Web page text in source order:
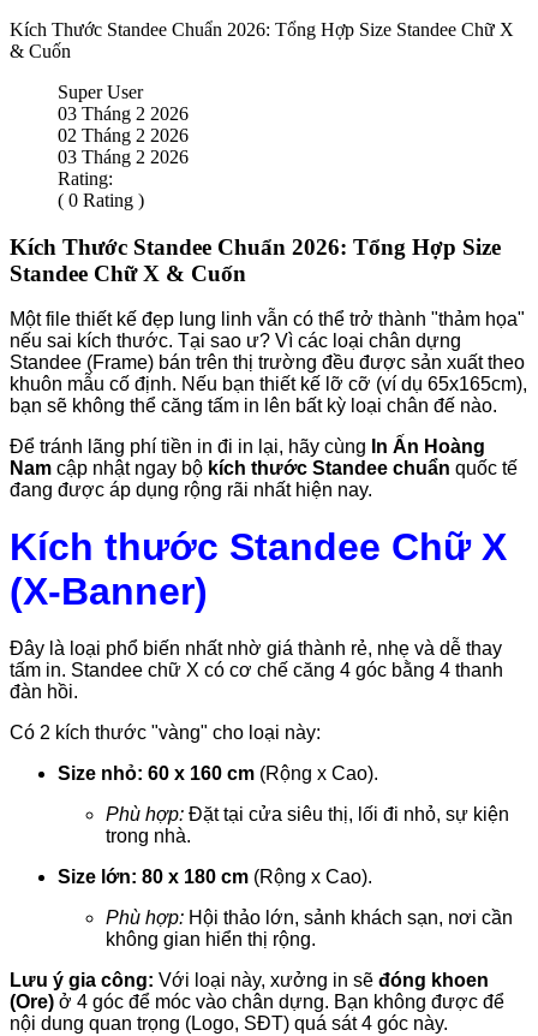
Kích Thước Standee Chuẩn 2026: Tổng Hợp Size Standee Chữ X
& Cuốn
Super User
03 Tháng 2 2026
02 Tháng 2 2026
03 Tháng 2 2026
Rating:
( 0 Rating )
Kích Thước Standee Chuẩn 2026: Tổng Hợp Size
Standee Chữ X & Cuốn
Một file thiết kế đẹp lung linh vẫn có thể trở thành "thảm họa"
nếu sai kích thước. Tại sao ư? Vì các loại chân dựng
Standee (Frame) bán trên thị trường đều được sản xuất theo
khuôn mẫu cố định. Nếu bạn thiết kế lỡ cỡ (ví dụ 65x165cm),
bạn sẽ không thể căng tấm in lên bất kỳ loại chân đế nào.
Để tránh lãng phí tiền in đi in lại, hãy cùng In Ấn Hoàng
Nam cập nhật ngay bộ kích thước Standee chuẩn quốc tế
đang được áp dụng rộng rãi nhất hiện nay.
Kích thước Standee Chữ X
(X-Banner)
Đây là loại phổ biến nhất nhờ giá thành rẻ, nhẹ và dễ thay
tấm in. Standee chữ X có cơ chế căng 4 góc bằng 4 thanh
đàn hồi.
Có 2 kích thước "vàng" cho loại này:
Size nhỏ: 60 x 160 cm (Rộng x Cao).
Phù hợp: Đặt tại cửa siêu thị, lối đi nhỏ, sự kiện
trong nhà.
Size lớn: 80 x 180 cm (Rộng x Cao).
Phù hợp: Hội thảo lớn, sảnh khách sạn, nơi cần
không gian hiển thị rộng.
Lưu ý gia công: Với loại này, xưởng in sẽ đóng khoen
(Ore) ở 4 góc để móc vào chân dựng. Bạn không được để
nội dung quan trọng (Logo, SĐT) quá sát 4 góc này.